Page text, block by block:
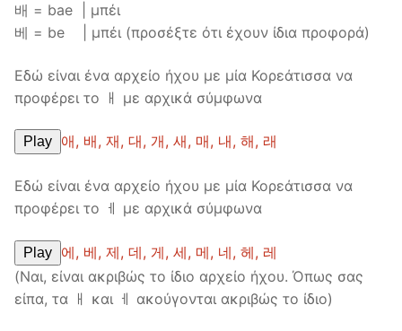
배 = bae | μπέι
베 = be | μπέι (προσέξτε ότι έχουν ίδια προφορά)
Εδώ είναι ένα αρχείο ήχου με μία Κορεάτισσα να
προφέρει το ㅐ με αρχικά σύμφωνα
Play 애, 배, 재, 대, 개, 새, 매, 내, 해, 래
Εδώ είναι ένα αρχείο ήχου με μία Κορεάτισσα να
προφέρει το ㅔ με αρχικά σύμφωνα
Play
에, 베, 제, 데, 게, 세, 메, 네, 헤, 레
(Ναι, είναι ακριβώς το ίδιο αρχείο ήχου. Όπως σας
είπα, τα ㅐ και ㅔ ακούγονται ακριβώς το ίδιο)